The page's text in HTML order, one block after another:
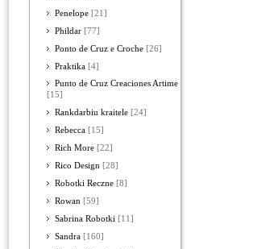
Penelope [21]
Phildar [77]
Ponto de Cruz e Croche [26]
Praktika [4]
Punto de Cruz Creaciones Artime
[15]
Rankdarbiu kraitele [24]
Rebecca [15]
Rich More [22]
Rico Design [28]
Robotki Reczne [8]
Rowan [59]
Sabrina Robotki [11]
Sandra [160]